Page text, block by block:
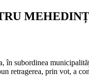
în subordinea
retragerea, prin vot, a